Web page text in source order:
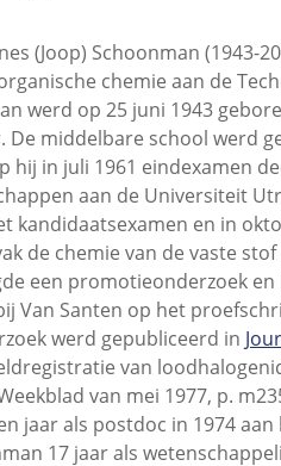
(Joop) Schoonman (1943-
chemie aan de
werd op 25 juni 1943
De middelbare school werd
hij in juli 1961 eindexamen
aan de Universiteit
kandidaatsexamen en in
de chemie van de vaste
een promotieonderzoek
Van Santen op het
werd gepubliceerd in
van
van mei 1977, p.
jaar als postdoc in 1974
17 jaar als